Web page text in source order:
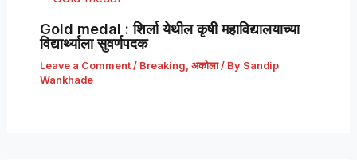
Gold medal : शिर्ला येथील कृषी महाविद्यालयाच्या
विद्यार्थ्याला सुवर्णपदक
Leave a Comment / Breaking अकोला/ By Sandip
Wankhade